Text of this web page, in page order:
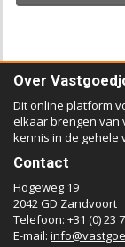
Over
Dit online platform
elkaar brengen van
kennis in de gehele
Contact
Hogeweg 19
2042 GD Zandvoort
Telefoon: +31 (0) 23
E-mail: